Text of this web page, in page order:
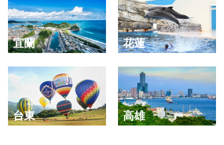
宜蘭 花蓮
台東 高雄